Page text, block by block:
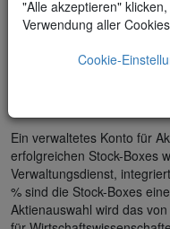
Ergebnisse Konto
Ein verwaltetes Konto für
erfolgreichen Stock-Boxes
Verwaltungsdienst,
% sind die Stock-Boxes
Aktienauswahl wird das
"Alle akzeptieren"
Verwendung aller
Cookie-